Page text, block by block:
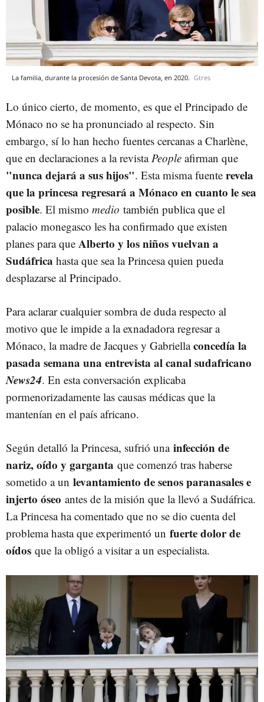
La familia, durante la procesión de Santa Devota, en 2020. Gtres
Lo único cierto, de momento, es que el Principado de
Mónaco no se ha pronunciado al respecto. Sin
embargo, sí lo han hecho fuentes cercanas a Charlène,
que en declaraciones a la revista People afirman que
"nunca dejará a sus hijos". Esta misma fuente revela
que la princesa regresará a Mónaco en cuanto le sea
posible. El mismo medio también publica que el
palacio monegasco les ha confirmado que existen
planes para que Alberto y los niños vuelvan a
Sudáfrica hasta que sea la Princesa quien pueda
desplazarse al Principado.
Para aclarar cualquier sombra de duda respecto al
motivo que le impide a la exnadadora regresar a
Mónaco, la madre de Jacques y Gabriellaconcedía la
pasada semana una entrevista al canal sudafricano
News24. En esta conversación explicaba
pormenorizadamente las causas médicas que la
mantenían en el país africano.
Según detalló la Princesa, sufrió una infección de
nariz, oído y garganta que comenzó tras haberse
sometido a un levantamiento de senos paranasales e
injerto óseo antes de la misión que la llevó a Sudáfrica.
La Princesa ha comentado que no se dio cuenta del
problema hasta que experimentó un fuerte dolor de
oídos que la obligó a visitar a un especialista.